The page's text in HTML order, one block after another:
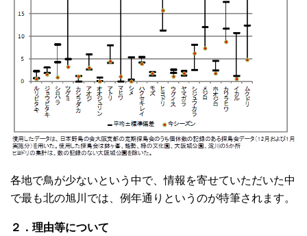
各地で鳥が少ないという中で、情報を寄せていただいた中
で最も北の旭川では、例年通りというのが特筆されます。
２．理由等について